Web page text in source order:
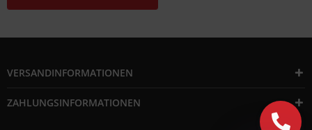
VERSANDINFORMATIONEN
ZAHLUNGSINFORMATIONEN